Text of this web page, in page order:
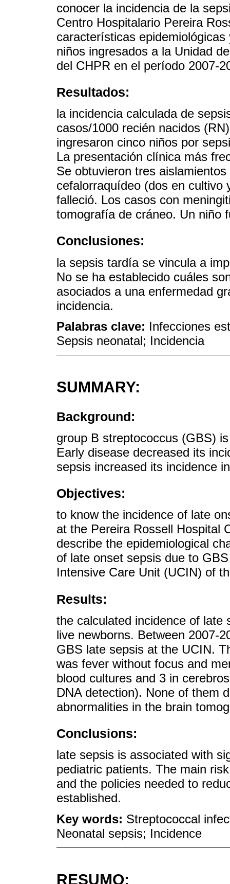
conocer la incidencia de la
Centro Hospitalario Pereira
características
niños ingresados a la Unidad
del CHPR en el período 2007-
Resultados:
la incidencia calculada de
casos/1000 recién nacidos
ingresaron cinco niños por
La presentación clínica más
Se obtuvieron tres
cefalorraquídeo (dos en cultivo
falleció. Los casos con
tomografía de cráneo. Un niño
Conclusiones:
la sepsis tardía se vincula a
No se ha establecido cuáles
asociados a una enfermedad
incidencia.
Palabras clave: Infecciones
Sepsis neonatal; Incidencia
SUMMARY:
Background:
group B streptococcus (GBS)
Early disease decreased its
sepsis increased its incidence
Objectives:
to know the incidence of late
at the Pereira Rossell Hospital
describe the epidemiological
of late onset sepsis due to
Intensive Care Unit (UCIN) of
Results:
the calculated incidence of late
live newborns. Between 2007-
GBS late sepsis at the UCIN.
was fever without focus and
blood cultures and 3 in
DNA detection). None of them
abnormalities in the brain
Conclusions:
late sepsis is associated with
pediatric patients. The main
and the policies needed to
established.
Key words: Streptococcal
Neonatal sepsis; Incidence
RESUMO: